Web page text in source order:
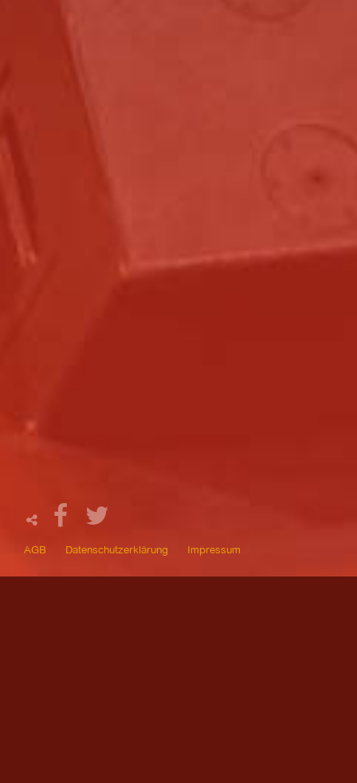
AGB Datenschutzerklärung Impressum